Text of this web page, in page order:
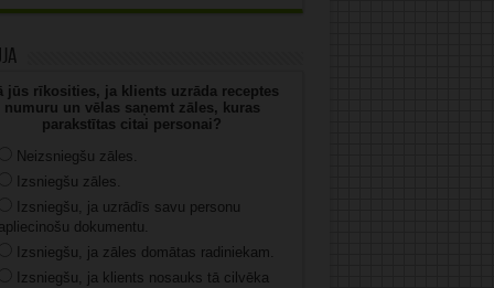
jūs rīkosities, ja klients uzrāda receptes
numuru un vēlas saņemt zāles, kuras
parakstītas citai personai?
Neizsniegšu zāles.
Izsniegšu zāles.
Izsniegšu, ja uzrādīs savu personu
dokumentu.
Izsniegšu, ja zāles domātas radiniekam.
Izsniegšu, ja klients nosauks tā cilvēka